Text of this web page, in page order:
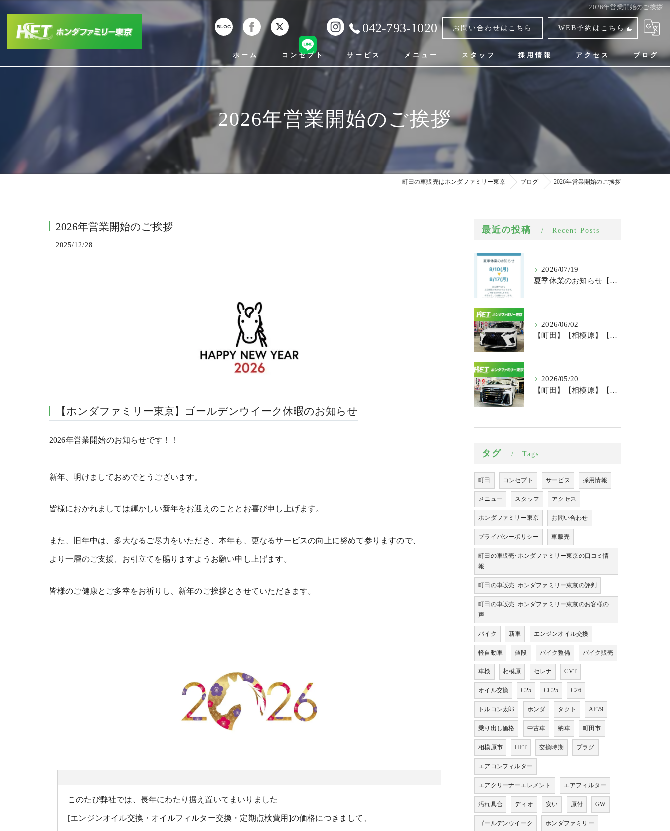
2026年営業開始のご挨拶
042-793-1020 お問い合わせはこちら WEB予約はこちら
ホーム コンセプト
町田の車販売･ホンダファミリー東京の口コミ情報
町田の車販売･ホンダファミリー東京の評判
町田の車販売･ホンダファミリー東京のお客様の声
サービス メニュー スタッフ 採用情報 アクセス
ホンダファミリー東京
ブログ
2026年営業開始のご挨拶
町田の車販売はホンダファミリー東京 ブログ 2026年営業開始のご挨拶
2026年営業開始のご挨拶
2025/12/28
【ホンダファミリー東京】ゴールデンウイーク休暇のお知らせ
2026年営業開始のお知らせです！！
新年、明けましておめでとうございます。
皆様におかれましては輝かしい新年をお迎えのこととお喜び申し上げます。
また、旧年中は、多大なるご尽力をいただき、本年も、更なるサービスの向上に努めて参りますので、
より一層のご支援、お引立てを賜りますようお願い申し上げます。
皆様のご健康とご多幸をお祈りし、新年のご挨拶とさせていただきます。
このたび弊社では、長年にわたり据え置いてまいりました
[エンジンオイル交換・オイルフィルター交換・定期点検費用]の価格につきまして、
最近の投稿 Recent Posts
2026/07/19
夏季休業のお知らせ【新車市場】【100円レンタカー町田根岸店】
2026/06/02
【町田】【相模原】【中古車】【納車】レクサス RX 中古車納車レポート！
2026/05/20
【町田】【相模原】【新車】【納車】トヨタ ヴェルファイア 新車納車レポート！
タグ Tags
町田 コンセプト サービス 採用情報
メニュー スタッフ アクセス
ホンダファミリー東京 お問い合わせ
プライバシーポリシー 車販売
町田の車販売･ホンダファミリー東京の口コミ情
報
町田の車販売･ホンダファミリー東京の評判
町田の車販売･ホンダファミリー東京のお客様の
声
バイク 新車 エンジンオイル交換
軽自動車 値段 バイク整備 バイク販売
車検 相模原 セレナ CVT
オイル交換 C25 CC25 C26
トルコン太郎 ホンダ タクト AF79
乗り出し価格 中古車 納車 町田市
相模原市 HFT 交換時期 プラグ
エアコンフィルター
エアクリーナーエレメント エアフィルター
汚れ具合 ディオ 安い 原付 GW
ゴールデンウイーク ホンダファミリー